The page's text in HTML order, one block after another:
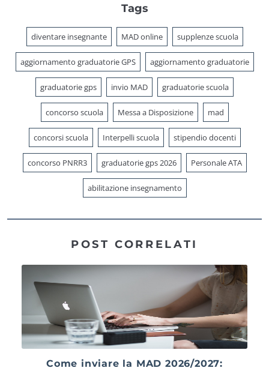
Tags
diventare insegnante MAD online supplenze scuola
aggiornamento graduatorie GPS aggiornamento graduatorie
graduatorie gps invio MAD graduatorie scuola
concorso scuola Messa a Disposizione mad
concorsi scuola Interpelli scuola stipendio docenti
concorso PNRR3 graduatorie gps 2026 Personale ATA
abilitazione insegnamento
POST CORRELATI
Come inviare la MAD 2026/2027: